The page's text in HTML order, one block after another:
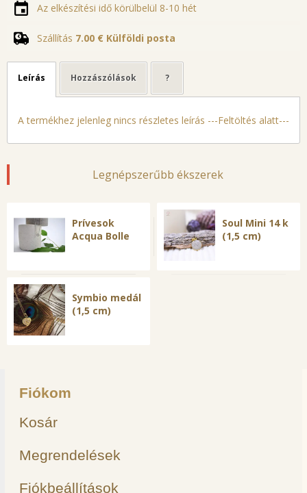
Legnépszerűbb ékszerek
Prívesok
Acqua Bolle
Soul Mini 14 k
(1,5 cm)
Symbio medál
(1,5 cm)
Az elkészítési idő körülbelül 8-10 hét
Szállítás 7.00 € Külföldi posta
Leírás Hozzászólások ?
A termékhez jelenleg nincs részletes leírás ---Feltöltés alatt---
Fiókom
Kosár
Megrendelések
Fiókbeállítások